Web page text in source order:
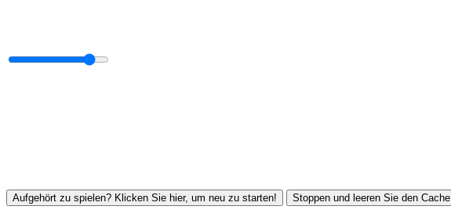
Aufgehört zu spielen? Klicken Sie hier, um neu zu starten! Stoppen und leeren Sie den Cache.